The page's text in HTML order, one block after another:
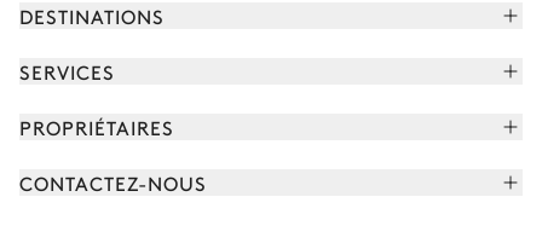
DESTINATIONS
Alpes françaises
Corse
Cap Ferret
SERVICES
Réserver vos vacances
Rencontrer votre concierge
PROPRIÉTAIRES
Rejoindre notre portfolio
CONTACTEZ-NOUS